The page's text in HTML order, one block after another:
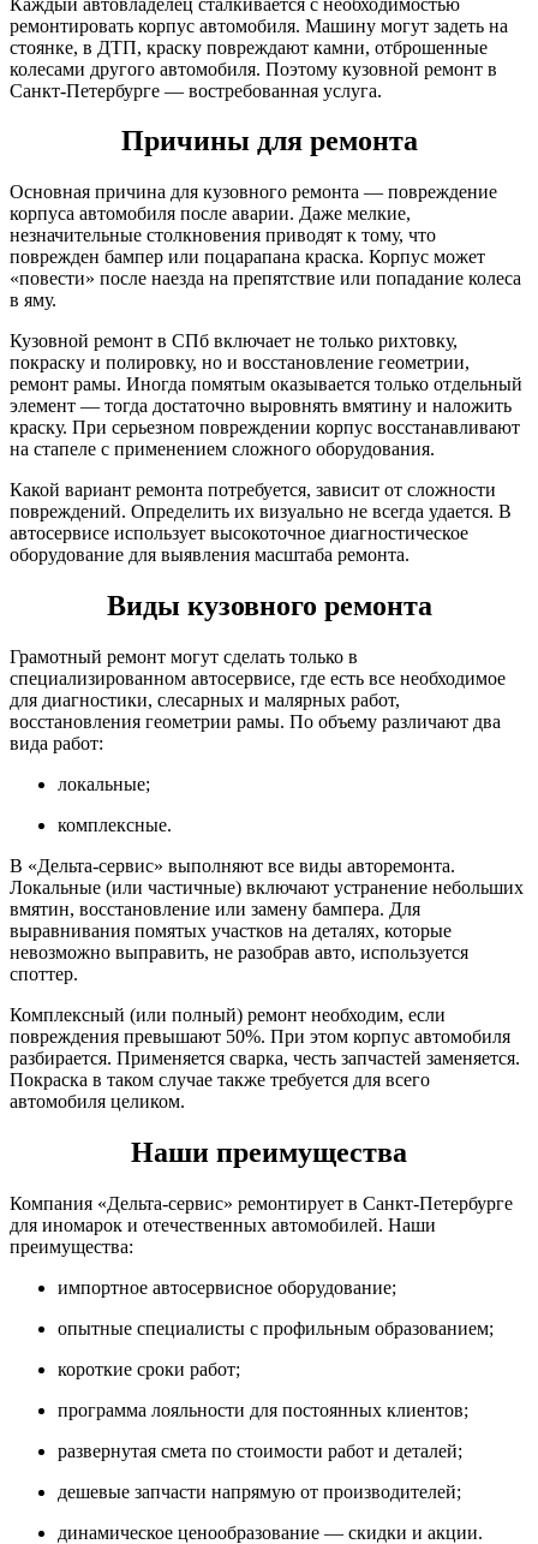
ремонтировать корпус автомобиля. Машину могут задеть на
стоянке, в ДТП, краску повреждают камни, отброшенные
колесами другого автомобиля. Поэтому кузовной ремонт в
Санкт-Петербурге — востребованная услуга.
Причины для ремонта
Основная причина для кузовного ремонта — повреждение
корпуса автомобиля после аварии. Даже мелкие,
незначительные столкновения приводят к тому, что
поврежден бампер или поцарапана краска. Корпус может
«повести» после наезда на препятствие или попадание колеса
в яму.
Кузовной ремонт в СПб включает не только рихтовку,
покраску и полировку, но и восстановление геометрии,
ремонт рамы. Иногда помятым оказывается только отдельный
элемент — тогда достаточно выровнять вмятину и наложить
краску. При серьезном повреждении корпус восстанавливают
на стапеле с применением сложного оборудования.
Какой вариант ремонта потребуется, зависит от сложности
повреждений. Определить их визуально не всегда удается. В
автосервисе использует высокоточное диагностическое
оборудование для выявления масштаба ремонта.
Виды кузовного ремонта
Грамотный ремонт могут сделать только в
специализированном автосервисе, где есть все необходимое
для диагностики, слесарных и малярных работ,
восстановления геометрии рамы. По объему различают два
вида работ:
локальные;
комплексные.
В «Дельта-сервис» выполняют все виды авторемонта.
Локальные (или частичные) включают устранение небольших
вмятин, восстановление или замену бампера. Для
выравнивания помятых участков на деталях, которые
невозможно выправить, не разобрав авто, используется
споттер.
Комплексный (или полный) ремонт необходим, если
повреждения превышают 50%. При этом корпус автомобиля
разбирается. Применяется сварка, честь запчастей заменяется.
Покраска в таком случае также требуется для всего
автомобиля целиком.
Наши преимущества
Компания «Дельта-сервис» ремонтирует в Санкт-Петербурге
для иномарок и отечественных автомобилей. Наши
преимущества:
импортное автосервисное оборудование;
опытные специалисты с профильным образованием;
короткие сроки работ;
программа лояльности для постоянных клиентов;
развернутая смета по стоимости работ и деталей;
дешевые запчасти напрямую от производителей;
динамическое ценообразование — скидки и акции.